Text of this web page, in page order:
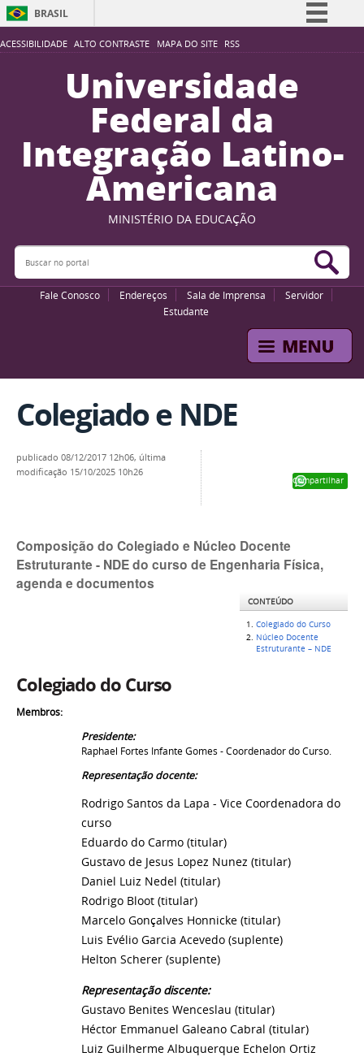
ACESSIBILIDADE ALTO CONTRASTE MAPA DO SITE RSS
BRASIL
Simplifique!
Participe
Acesso à informação
Legislação
Canais
Universidade
Federal da
Integração Latino-
Americana
MINISTÉRIO DA EDUCAÇÃO
Buscar no portal
Fale Conosco Endereços Sala de Imprensa
Servidor
Estudante
Colegiado e NDE
Compartilhar
publicado 08/12/2017 12h06, última
modificação 15/10/2025 10h26
Composição do Colegiado e Núcleo Docente
Estruturante - NDE do curso de Engenharia Física,
agenda e documentos
CONTEÚDO
Colegiado do Curso
Núcleo Docente
Estruturante – NDE
Colegiado do Curso
Membros:
Presidente:
Raphael Fortes Infante Gomes - Coordenador do Curso.
Representação docente:
Rodrigo Santos da Lapa - Vice Coordenadora do
curso
Eduardo do Carmo (titular)
Gustavo de Jesus Lopez Nunez (titular)
Daniel Luiz Nedel (titular)
Rodrigo Bloot (titular)
Marcelo Gonçalves Honnicke (titular)
Luis Evélio Garcia Acevedo (suplente)
Helton Scherer (suplente)
Representação discente:
Gustavo Benites Wenceslau (titular)
Héctor Emmanuel Galeano Cabral (titular)
Luiz Guilherme Albuquerque Echelon Ortiz